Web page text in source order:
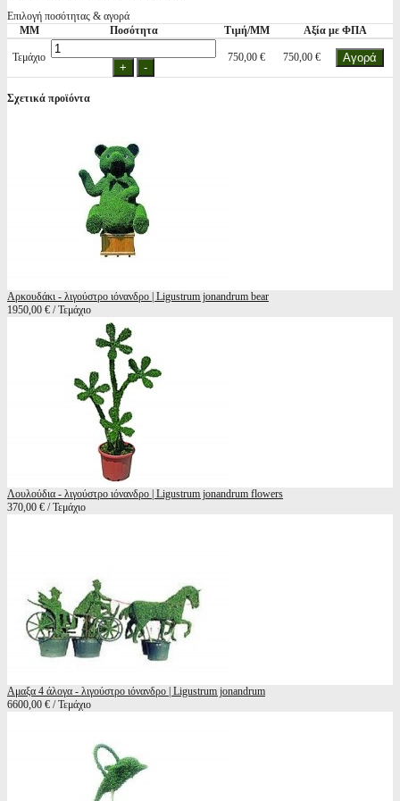
Επιλογή ποσότητας & αγορά
ΜΜ
Ποσότητα Τιμή/ΜΜ Αξία με ΦΠΑ
Τεμάχιο 750,00 € 750,00 €
Σχετικά προϊόντα
Αρκουδάκι - λιγούστρο ιόνανδρο | Ligustrum jonandrum bear
1950,00 € / Τεμάχιο
Λουλούδια - λιγούστρο ιόνανδρο | Ligustrum jonandrum flowers
370,00 € / Τεμάχιο
Αμαξα 4 άλογα - λιγούστρο ιόνανδρο | Ligustrum jonandrum
6600,00 € / Τεμάχιο